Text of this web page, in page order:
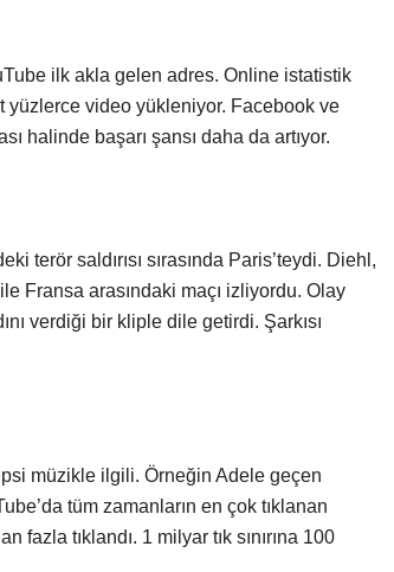
ilk akla gelen adres. Online istatistik
yüzlerce video yükleniyor. Facebook ve
halinde başarı şansı daha da artıyor.
terör saldırısı sırasında Paris’teydi. Diehl,
Fransa arasındaki maçı izliyordu. Olay
verdiği bir kliple dile getirdi. Şarkısı
müzikle ilgili. Örneğin Adele geçen
tüm zamanların en çok tıklanan
fazla tıklandı. 1 milyar tık sınırına 100